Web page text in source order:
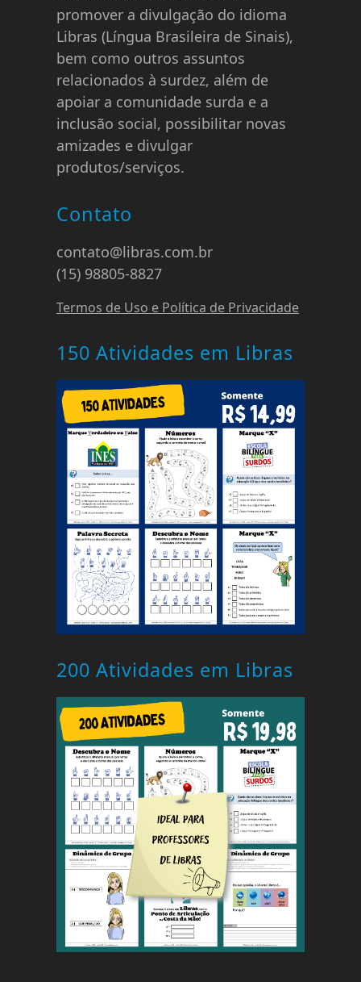
promover a divulgação do idioma
Libras (Língua Brasileira de Sinais),
bem como outros assuntos
relacionados à surdez, além de
apoiar a comunidade surda e a
inclusão social, possibilitar novas
amizades e divulgar
produtos/serviços.
Contato
contato@libras.com.br
(15) 98805-8827
Termos de Uso e Política de Privacidade
150 Atividades em Libras
200 Atividades em Libras